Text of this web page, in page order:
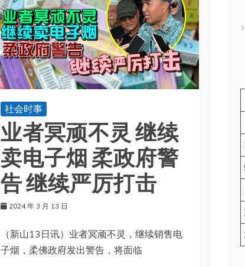
社会时事
业者冥顽不灵 继续
卖电子烟 柔政府警
告 继续严厉打击
2024 年 3 月 13 日
（新山13日讯）业者冥顽不灵，继续销售电
子烟，柔佛政府发出警告，将面临